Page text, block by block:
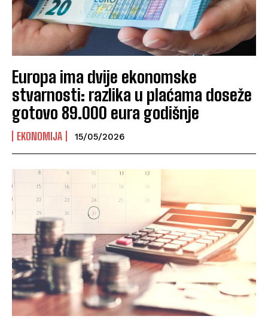
Europa ima dvije ekonomske
stvarnosti: razlika u plaćama doseže
gotovo 89.000 eura godišnje
EKONOMIJA 15/05/2026